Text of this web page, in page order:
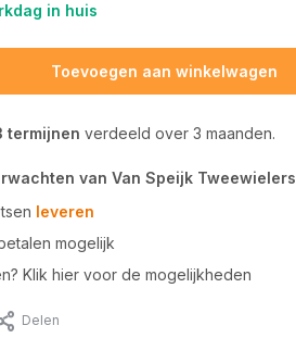
in huis
Toevoegen aan winkelwagen
termijnen verdeeld over 3 maanden.
van Van Speijk Tweewielers
leveren
mogelijk
Klik hier voor de mogelijkheden
Delen